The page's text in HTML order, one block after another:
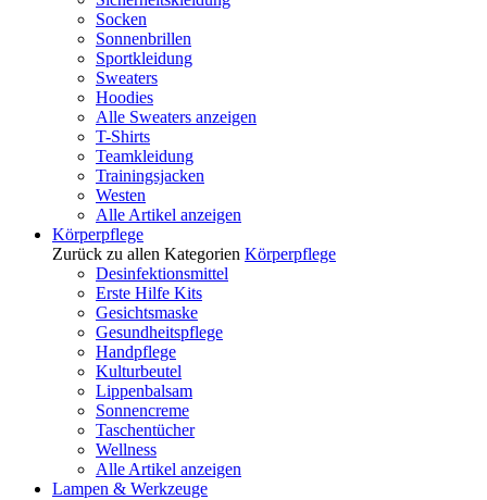
Socken
Sonnenbrillen
Sportkleidung
Sweaters
Hoodies
Alle Sweaters anzeigen
T-Shirts
Teamkleidung
Trainingsjacken
Westen
Alle Artikel anzeigen
Körperpflege
Zurück zu allen Kategorien Körperpflege
Desinfektionsmittel
Erste Hilfe Kits
Gesichtsmaske
Gesundheitspflege
Handpflege
Kulturbeutel
Lippenbalsam
Sonnencreme
Taschentücher
Wellness
Alle Artikel anzeigen
Lampen & Werkzeuge